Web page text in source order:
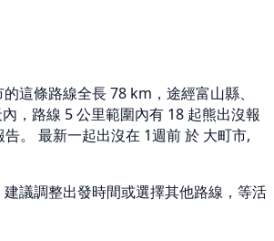
這條路線全長 78 km，途經富山縣、
，路線 5 公里範圍內有 18 起熊出沒報
。 最新一起出沒在 1週前 於 大町市,
議調整出發時間或選擇其他路線，等活